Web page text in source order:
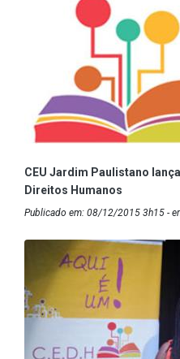
CEU Jardim Paulistano
Direitos Humanos
Publicado em: 08/12/2015 3h15 -